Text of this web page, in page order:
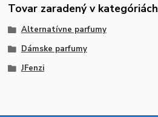
Tovar zaradený v kategóriách
Alternatívne parfumy
Dámske parfumy
JFenzi